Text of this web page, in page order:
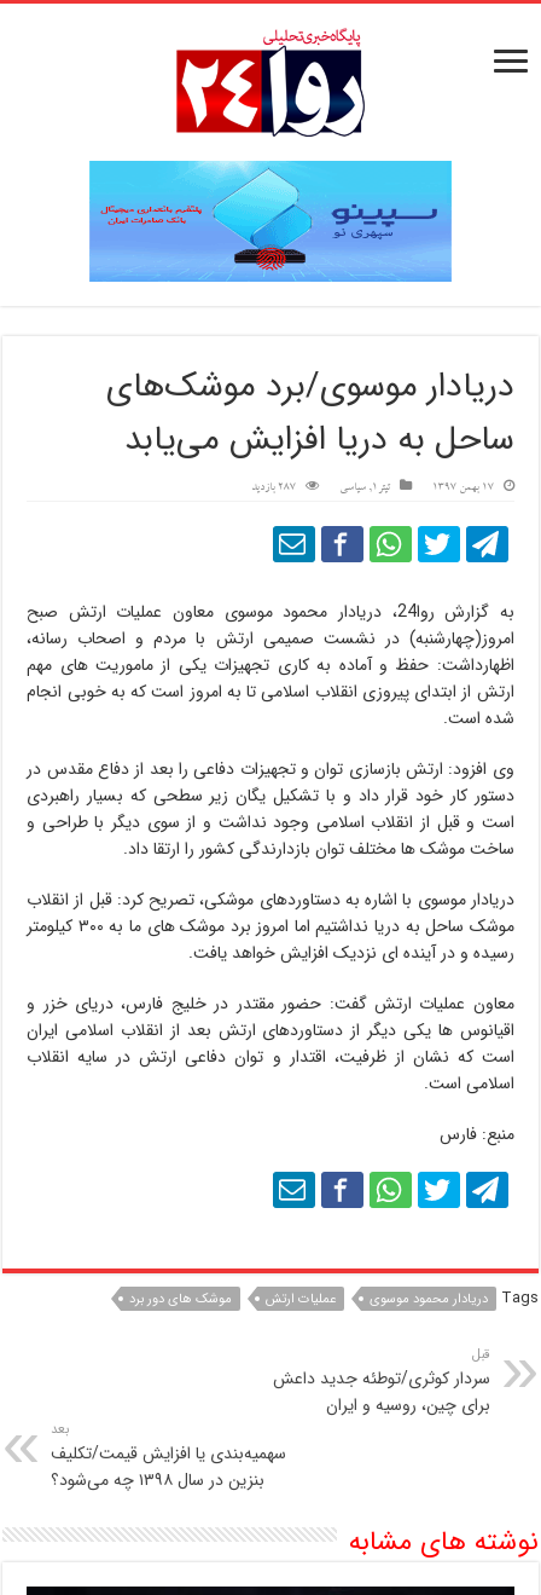
دريادار موسوی/برد موشک‌های
ساحل به دريا افزايش می‌يابد
17 بهمن 1397 تیتر1 ,سیاسی 287 بازدید
به گزارش روا24، دریادار محمود موسوی معاون عملیات ارتش صبح
امروز(چهارشنبه) در نشست صمیمی ارتش با مردم و اصحاب رسانه،
اظهارداشت: حفظ و آماده به کاری تجهیزات یکی از ماموریت های مهم
ارتش از ابتدای پیروزی انقلاب اسلامی تا به امروز است که به خوبی انجام
شده است.
وی افزود: ارتش بازسازی توان و تجهیزات دفاعی را بعد از دفاع مقدس در
دستور کار خود قرار داد و با تشکیل یگان زیر سطحی که بسیار راهبردی
است و قبل از انقلاب اسلامی وجود نداشت و از سوی دیگر با طراحی و
ساخت موشک ها مختلف توان بازدارندگی کشور را ارتقا داد.
دریادار موسوی با اشاره به دستاوردهای موشکی، تصریح کرد: قبل از انقلاب
موشک ساحل به دریا نداشتیم اما امروز برد موشک های ما به ۳۰۰ کیلومتر
رسیده و در آینده ای نزدیک افزایش خواهد یافت.
معاون عملیات ارتش گفت: حضور مقتدر در خلیج فارس، دریای خزر و
اقیانوس ها یکی دیگر از دستاوردهای ارتش بعد از انقلاب اسلامی ایران
است که نشان از ظرفیت، اقتدار و توان دفاعی ارتش در سایه انقلاب
اسلامی است.
منبع: فارس
Tags دریادار محمود موسوی عملیات ارتش موشک های دور برد
قبل
سردار کوثری/توطئه جدید داعش
برای چین، روسیه و ایران
بعد
سهمیه‌بندی یا افزایش قیمت/تکلیف
بنزین در سال ۱۳۹۸ چه می‌شود؟
نوشته های مشابه